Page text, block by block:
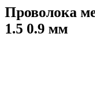
Проволока
1.5 0.9 мм